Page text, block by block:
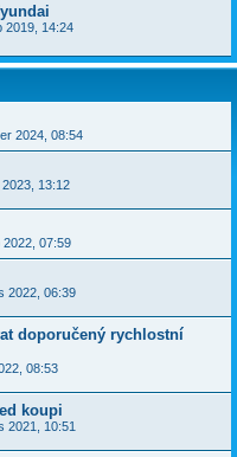
2019, 14:24
2024, 08:54
2023, 13:12
2022, 07:59
2022, 06:39
doporučený rychlostní
08:53
koupi
2021, 10:51